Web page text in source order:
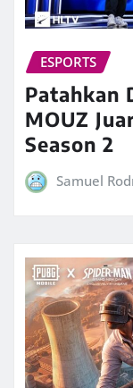
ESPORTS
Patahkan
MOUZ
Season 2
Samuel